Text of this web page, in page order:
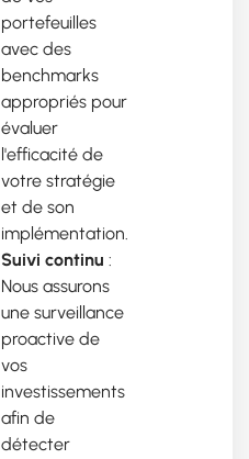
portefeuilles
avec des
benchmarks
appropriés pour
évaluer
l'efficacité de
votre stratégie
et de son
implémentation.
Suivi continu :
Nous assurons
une surveillance
proactive de
vos
investissements
afin de
détecter